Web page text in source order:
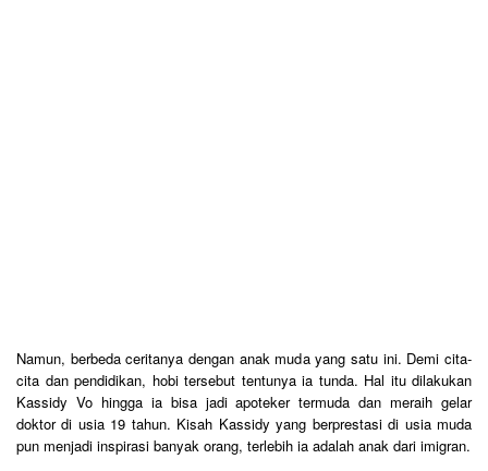
Namun, berbeda ceritanya dengan anak muda yang satu ini. Demi cita-
cita dan pendidikan, hobi tersebut tentunya ia tunda. Hal itu dilakukan
Kassidy Vo hingga ia bisa jadi apoteker termuda dan meraih gelar
doktor di usia 19 tahun. Kisah Kassidy yang berprestasi di usia muda
pun menjadi inspirasi banyak orang, terlebih ia adalah anak dari imigran.